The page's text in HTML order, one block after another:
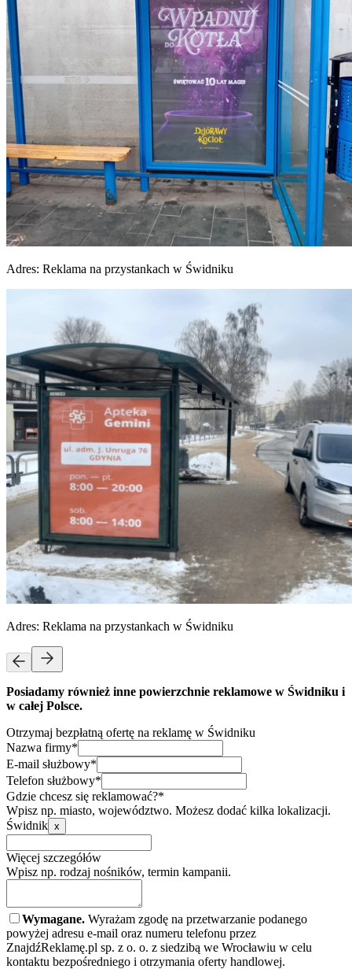
Adres: Reklama na przystankach w Świdniku
Adres: Reklama na przystankach w Świdniku
Posiadamy również inne powierzchnie reklamowe w Świdniku i
w całej Polsce.
Otrzymaj bezpłatną ofertę na reklamę w Świdniku
Nazwa firmy*
E-mail służbowy*
Telefon służbowy*
Gdzie chcesz się reklamować?*
Wpisz np. miasto, województwo. Możesz dodać kilka lokalizacji.
Świdnik x
Więcej szczegółów
Wpisz np. rodzaj nośników, termin kampanii.
Wymagane. Wyrażam zgodę na przetwarzanie podanego
powyżej adresu e-mail oraz numeru telefonu przez
ZnajdźReklamę.pl sp. z o. o. z siedzibą we Wrocławiu w celu
kontaktu bezpośredniego i otrzymania oferty handlowej.